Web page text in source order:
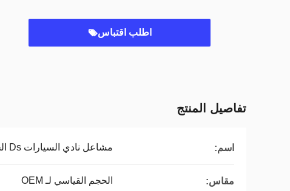
اطلب اقتباس
تفاصيل المنتج
اسم: مشاعل نادي السيارات Ds الحاجز
مقاس: الحجم القياسي لـ OEM